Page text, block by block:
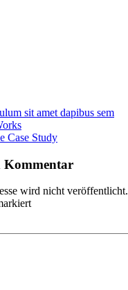
sit amet dapibus sem
Case Study
Kommentar
wird nicht veröffentlicht.